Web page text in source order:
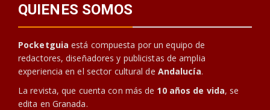
QUIENES SOMOS
Pocketguia está compuesta por un equipo de
redactores, diseñadores y publicistas de amplia
experiencia en el sector cultural de Andalucía.
La revista, que cuenta con más de 10 años de vida, se
edita en Granada.